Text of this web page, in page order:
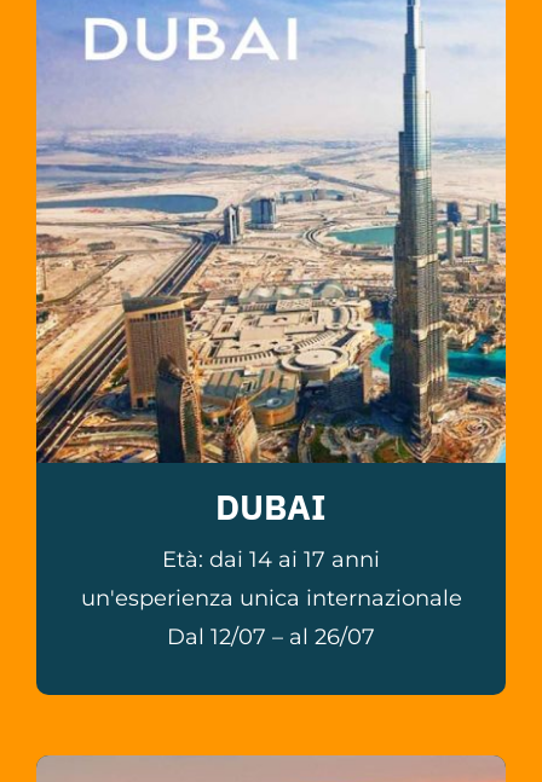
DUBAI
Età: dai 14 ai 17 anni
un'esperienza unica internazionale
Dal 12/07 – al 26/07